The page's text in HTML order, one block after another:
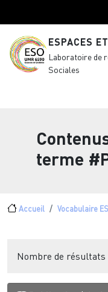
ESPACES
Laboratoire de
Sociales
terme
Fil d'Ariane
Accueil Vocabulaire
Nombre de résultats